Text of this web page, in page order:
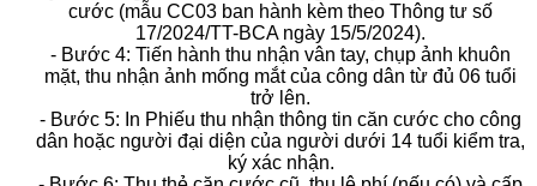
cước (mẫu CC03 ban hành kèm theo Thông tư số
17/2024/TT-BCA ngày 15/5/2024).
- Bước 4: Tiến hành thu nhận vân tay, chụp ảnh khuôn
mặt, thu nhận ảnh mống mắt của công dân từ đủ 06 tuổi
trở lên.
- Bước 5: In Phiếu thu nhận thông tin căn cước cho công
dân hoặc người đại diện của người dưới 14 tuổi kiểm tra,
ký xác nhận.